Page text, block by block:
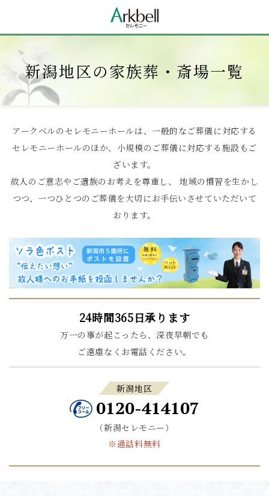
新潟地区の家族葬・斎場一覧
アークベルのセレモニーホールは、一般的なご葬儀に対応する
セレモニーホールのほか、小規模のご葬儀に対応する施設もご
ざいます。
故人のご意志やご遺族のお考えを尊重し、 地域の慣習を生かし
つつ、一つひとつのご葬儀を大切にお手伝いさせていただいて
おります。
24時間365日承ります
万一の事が起こったら、深夜早朝でも
ご遠慮なくお電話ください。
新潟地区
0120-414107
（新潟セレモニー）
※通話料無料